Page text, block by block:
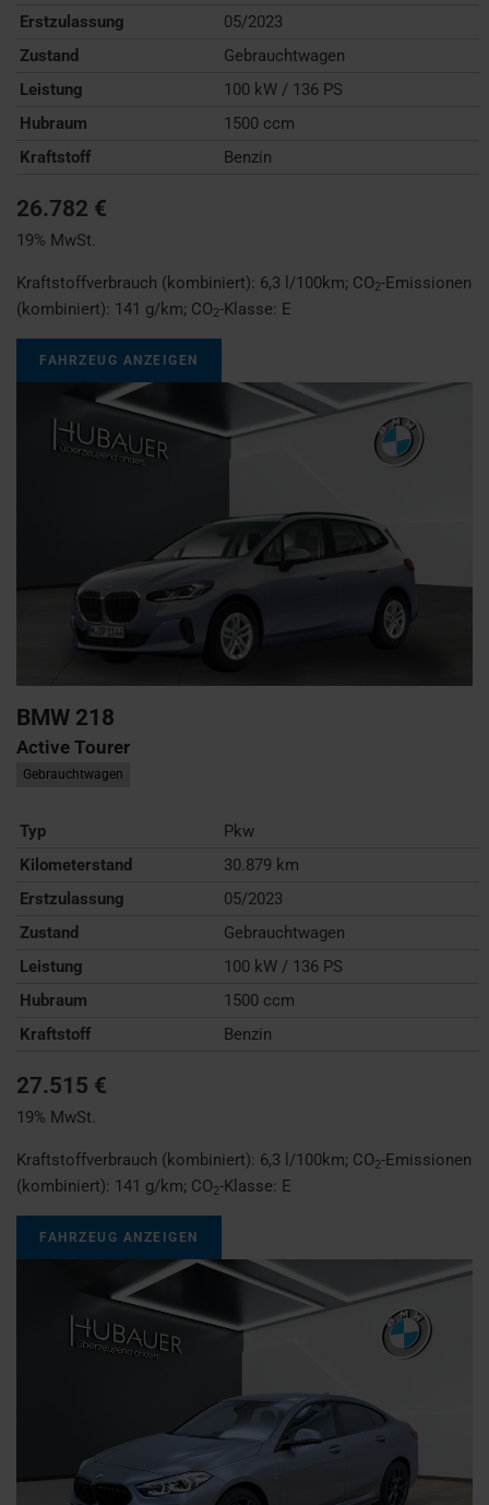
Erstzulassung
05/2023
Zustand
Gebrauchtwagen
Leistung
100 kW / 136 PS
Hubraum
1500 ccm
Kraftstoff
Benzin
26.782 €
19% MwSt.
Kraftstoffverbrauch (kombiniert): 6,3 l/100km; CO2-Emissionen
(kombiniert): 141 g/km; CO2-Klasse: E
FAHRZEUG ANZEIGEN
BMW 218
Active Tourer
Gebrauchtwagen
Typ
Pkw
Kilometerstand
30.879 km
Erstzulassung
05/2023
Zustand
Gebrauchtwagen
Leistung
100 kW / 136 PS
Hubraum
1500 ccm
Kraftstoff
Benzin
27.515 €
19% MwSt.
Kraftstoffverbrauch (kombiniert): 6,3 l/100km; CO2-Emissionen
(kombiniert): 141 g/km; CO2-Klasse: E
FAHRZEUG ANZEIGEN